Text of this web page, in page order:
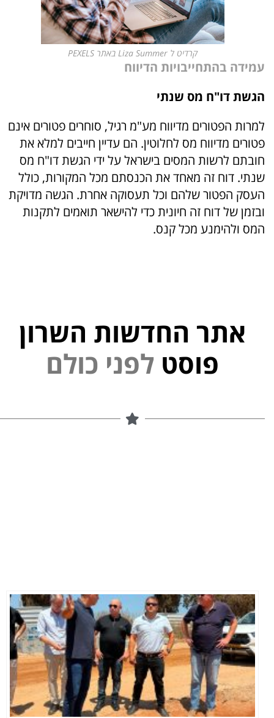
קרדיט ל Liza Summer באתר PEXELS
עמידה בהתחייבויות הדיווח
הגשת דו"ח מס שנתי
למרות הפטורים מדיווח מע"מ רגיל, סוחרים פטורים אינם
פטורים מדיווח מס לחלוטין. הם עדיין חייבים למלא את
חובתם לרשות המסים בישראל על ידי הגשת דו"ח מס
שנתי. דוח זה מאחד את הכנסתם מכל המקורות, כולל
העסק הפטור שלהם וכל תעסוקה אחרת. הגשה מדויקת
ובזמן של דוח זה חיונית כדי להישאר תואמים לתקנות
המס ולהימנע מכל קנס.
אתר החדשות השרון
פוסט
ל ם פ